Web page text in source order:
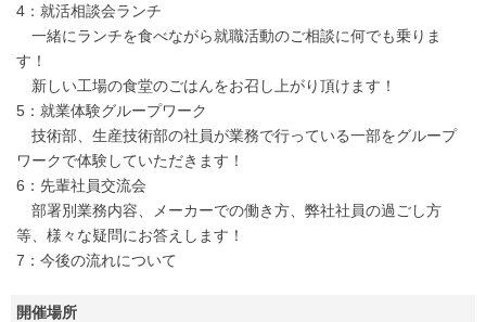
4：就活相談会ランチ
一緒にランチを食べながら就職活動のご相談に何でも乗りま
す！
新しい工場の食堂のごはんをお召し上がり頂けます！
5：就業体験グループワーク
技術部、生産技術部の社員が業務で行っている一部をグループ
ワークで体験していただきます！
6：先輩社員交流会
部署別業務内容、メーカーでの働き方、弊社社員の過ごし方
等、様々な疑問にお答えします！
7：今後の流れについて
開催場所